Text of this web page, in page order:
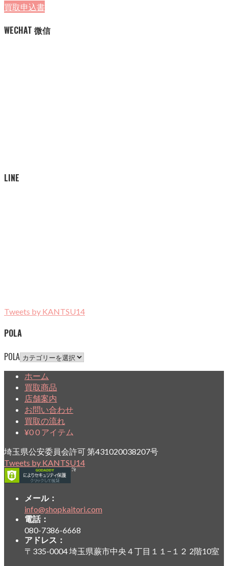
買取申込書
WECHAT 微信
LINE
Tweets by KANTSU14
POLA
POLA
ホーム
買取商品
店舗案内
お問い合わせ
買取の流れ
¥00 アイテム
埼玉県公安委員会許可 第431020038207号
Tweets by KANTSU14
メール：
info@shopkaitori.com
電話：
080-7386-6668
アドレス：
〒335-0004 埼玉県蕨市中央４丁目１１−１２ 2階10室